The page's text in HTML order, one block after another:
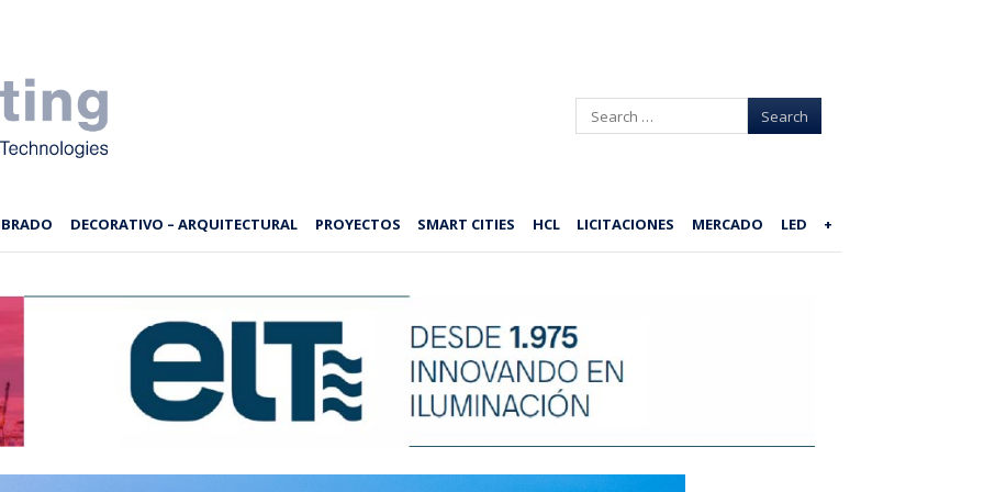
Search
DECORATIVO – ARQUITECTURAL PROYECTOS SMART CITIES HCL LICITACIONES MERCADO LED +